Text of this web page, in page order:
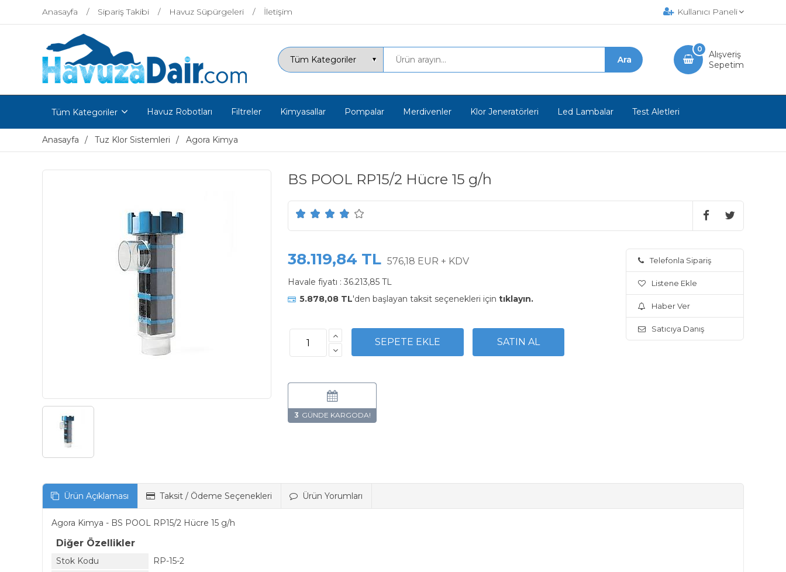
Anasayfa Sipariş Takibi Havuz Süpürgeleri İletişim Kullanıcı Paneli
Alışveriş
Sepetim
0
Tüm Kategoriler Havuz Robotları Filtreler Kimyasallar Pompalar Merdivenler Klor Jeneratörleri Led Lambalar Test Aletleri
Anasayfa Tuz Klor Sistemleri Agora Kimya
BS POOL RP15/2 Hücre 15 g/h
38.119,84 TL 576,18 EUR + KDV
Havale fiyatı : 36.213,85 TL
5.878,08 TL'den başlayan taksit seçenekleri için tıklayın.
3
Telefonla Sipariş
Listene Ekle
Haber Ver
Satıcıya Danış
Ürün Açıklaması Taksit / Ödeme Seçenekleri Ürün Yorumları
Agora Kimya - BS POOL RP15/2 Hücre 15 g/h
Diğer Özellikler
Stok Kodu
RP-15-2